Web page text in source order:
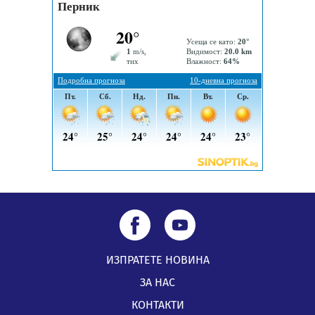
Извънредният и пълномощен посланик на Иран на
посещение в музея в Перник
Млади мъже от Перник в инициатива „Перник
подкрепя своите пенсионери“
05.08.2026, 08:57
ИЗПРАТЕТЕ НОВИНА
ЗА НАС
КОНТАКТИ